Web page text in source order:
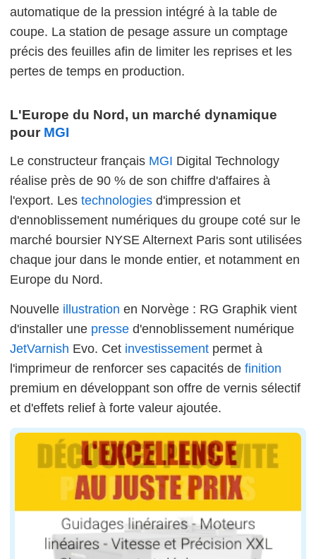
automatique de la pression intégré à la table de
coupe. La station de pesage assure un comptage
précis des feuilles afin de limiter les reprises et les
pertes de temps en production.
L'Europe du Nord, un marché dynamique
pour MGI
Le constructeur français MGI Digital Technology
réalise près de 90 % de son chiffre d'affaires à
l'export. Les technologies d'impression et
d'ennoblissement numériques du groupe coté sur le
marché boursier NYSE Alternext Paris sont utilisées
chaque jour dans le monde entier, et notamment en
Europe du Nord.
Nouvelle illustration en Norvège : RG Graphik vient
d'installer une presse d'ennoblissement numérique
JetVarnish Evo. Cet investissement permet à
l'imprimeur de renforcer ses capacités de finition
premium en développant son offre de vernis sélectif
et d'effets relief à forte valeur ajoutée.